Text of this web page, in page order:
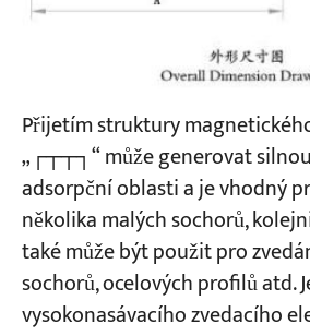
Přijetím struktury
„┌┬┬┐“ může generovat
adsorpční oblasti a je vhodný
několika malých sochorů,
také může být použit pro
sochorů, ocelových profilů atd.
vysokonasávacího zvedacího